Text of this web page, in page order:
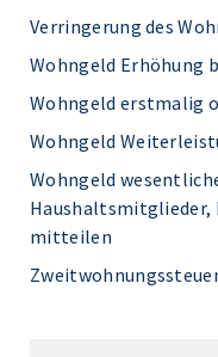
Verringerung des
Wohngeld Erhöhung
Wohngeld erstmalig
Wohngeld
Wohngeld
Haushaltsmitglieder,
mitteilen